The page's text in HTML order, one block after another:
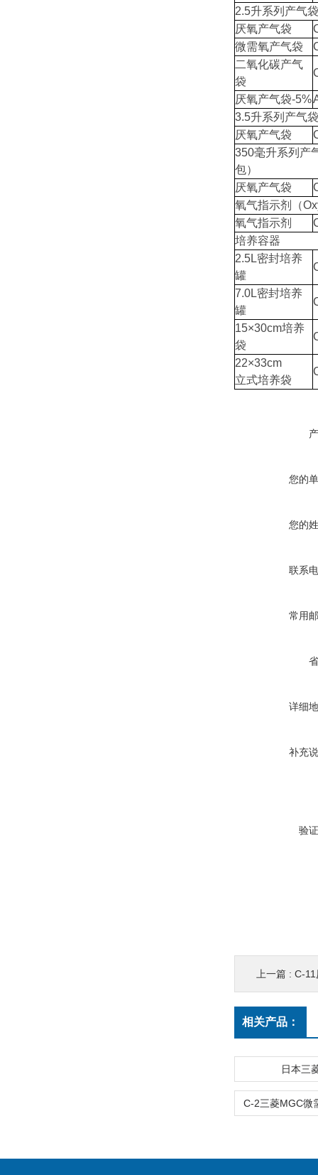
2.5升系列产气
厌氧产气袋
微需氧产气袋
二氧化碳产气
袋
厌氧产气袋-5%
3.5升系列产气
厌氧产气袋
350毫升系列产
包）
厌氧产气袋
氧气指示剂（
氧气指示剂
培养容器
2.5L密封培养
罐
7.0L密封培养
罐
15×30cm培养
袋
22×33cm
立式培养袋
您的
您的
联系
常用
详细
补充
验
上一篇 : C-
相关产品：
日本三